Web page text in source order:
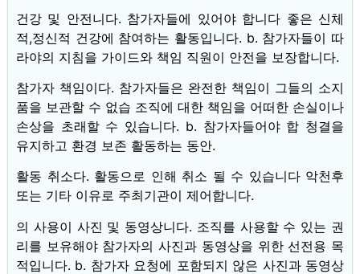
건강 및 안전니다. 참가자들에 있어야 합니다 좋은 신체
적,정신적 건강에 참여하는 활동입니다. b. 참가자들이 따
라야의 지침을 가이드와 책임 직원이 안전을 보장합니다.
참가자 책임이다. 참가자들은 완전한 책임이 그들의 소지
품을 보관할 수 없습 조직에 대한 책임을 어떠한 손실이나
손상을 초래할 수 있습니다. b. 참가자들어야 합 청결을
유지하고 환경 보존 활동하는 동안.
활동 취소다. 활동으로 인해 취소 될 수 있습니다 악천후
또는 기타 이유로 주최기관이 제어합니다.
의 사용이 사진 및 동영상니다. 조직를 사용할 수 있는 권
리를 보유해야 참가자의 사진과 동영상을 위한 선전용 목
적입니다. b. 참가자 요청에 포함되지 않은 사진과 동영상